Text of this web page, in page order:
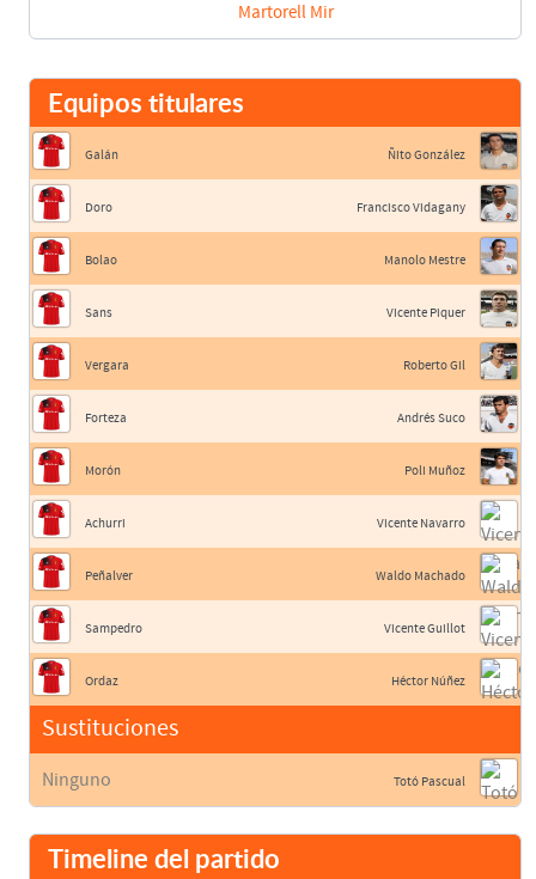
Martorell Mir
Equipos titulares
Galán
Doro
Bolao
Sans
Vergara
Forteza
Morón
Achurri
Peñalver
Sampedro
Ordaz
Sustituciones
Ninguno
Ñito González
Francisco Vidagany
Manolo Mestre
Vicente Piquer
Roberto Gil
Andrés Suco
Poli Muñoz
Vicente Navarro
Waldo Machado
Vicente Guillot
Héctor Núñez
Totó Pascual
Timeline del partido